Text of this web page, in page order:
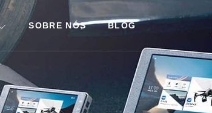
SOBRE NÓS BLOG